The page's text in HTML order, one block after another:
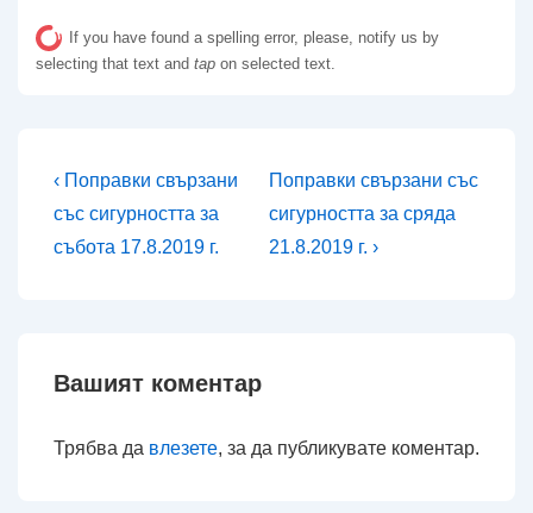
If you have found a spelling error, please, notify us by
selecting that text and tap on selected text.
Навигация
Предишна
публикация
е
‹ Поправки свързани
със сигурността за
събота 17.8.2019 г.
Следваща
публикация
е
Поправки свързани със
сигурността за сряда
21.8.2019 г. ›
Вашият коментар
Трябва да влезете, за да публикувате коментар.